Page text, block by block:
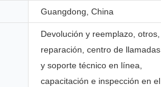
Guangdong, China
Devolución y reemplazo, otros,
reparación, centro de llamadas
y soporte técnico en línea,
capacitación e inspección en el